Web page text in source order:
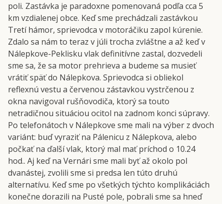
poli. Zastávka je paradoxne pomenovaná podľa cca 5
km vzdialenej obce. Keď sme prechádzali zastávkou
Tretí hámor, sprievodca v motoráčiku zapol kúrenie.
Zdalo sa nám to teraz v júli trocha zvláštne a až keď v
Nálepkove-Peklisku vlak definitívne zastal, dozvedeli
sme sa, že sa motor prehrieva a budeme sa musieť
vrátiť späť do Nálepkova. Sprievodca si obliekol
reflexnú vestu a červenou zástavkou vystrčenou z
okna navigoval rušňovodiča, ktorý sa touto
netradičnou situáciou ocitol na zadnom konci súpravy.
Po telefonátoch v Nálepkove sme mali na výber z dvoch
variánt: buď vyraziť na Pálenicu z Nálepkova, alebo
počkať na ďalší vlak, ktorý mal mať príchod o 10.24
hod.. Aj keď na Vernári sme mali byť až okolo pol
dvanástej, zvolili sme si predsa len túto druhú
alternatívu. Keď sme po všetkých týchto komplikáciách
konečne dorazili na Pusté pole, pobrali sme sa hneď